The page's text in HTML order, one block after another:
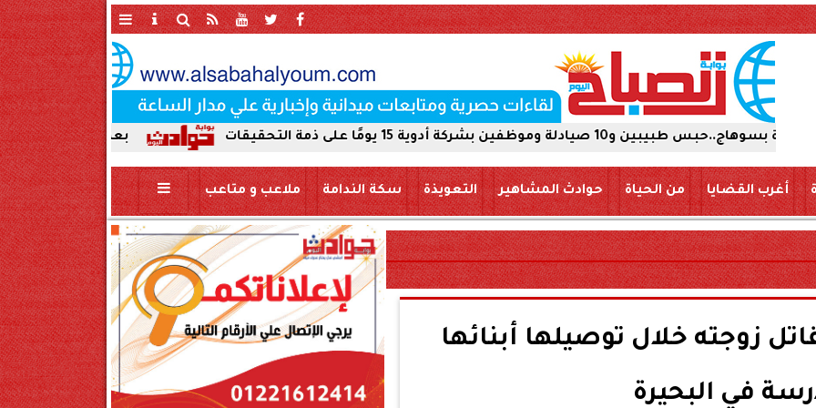
بعد ضبط حمير مذبوحة في أدوية 15 يومًا على ذمة التحقيقات
أغرب القضايا من الحياة حوادث المشاهير التعويذة سكة الندامة ملاعب و متاعب
لقاتل زوجته خلال توصيلها أبنائها
في البحيرة